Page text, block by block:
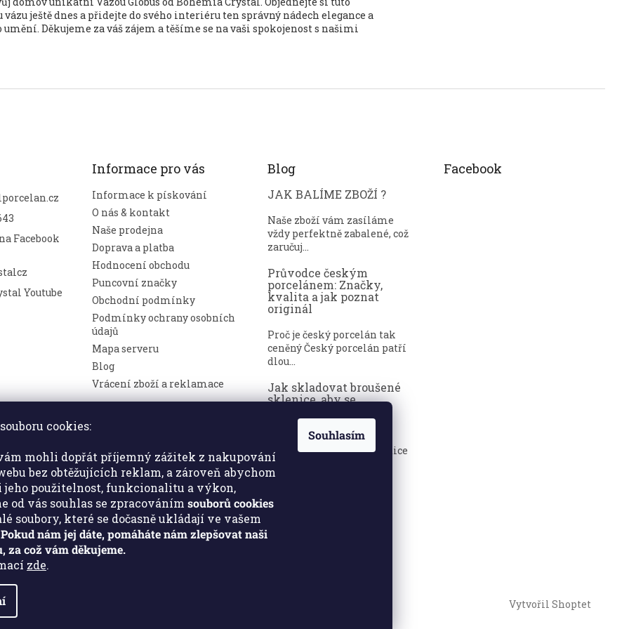
cookies:
mohli dopřát příjemný zážitek z nakupování
bez obtěžujících reklam, a zároveň abychom
jeho použitelnost, funkcionalitu a výkon,
od vás souhlas se zpracováním souborů cookies
soubory, které se dočasně ukládají ve vašem
Pokud nám jej dáte, pomáháte nám zlepšovat naši
za což vám děkujeme.
zde.
Souhlasím
ještě dnes a přidejte do svého interiéru ten správný nádech elegance a
Děkujeme za váš zájem a těšíme se na vaši spokojenost s našimi
Facebook
Youtube
Informace pro vás
Informace k pískování
O nás & kontakt
Naše prodejna
Doprava a platba
Hodnocení obchodu
Puncovní značky
Obchodní podmínky
Podmínky ochrany osobních
údajů
Mapa serveru
Blog
Vrácení zboží a reklamace
Blog
JAK BALÍME ZBOŽÍ ?
Naše zboží vám zasíláme
vždy perfektně zabalené, což
zaručuj...
Průvodce českým
porcelánem: Značky,
kvalita a jak poznat
originál
Proč je český porcelán tak
ceněný Český porcelán patří
dlou...
Jak skladovat broušené
sklenice, aby se
Broušené sklenice jsou
symbolem elegance, tradice
a luxusu. ...
Facebook
Vytvořil Shoptet